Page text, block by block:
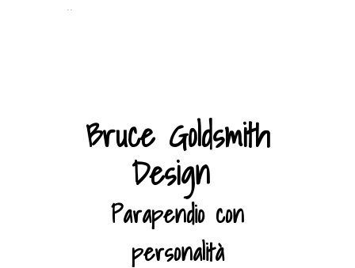
Bruce Goldsmith
Design
Parapendio con
personalità